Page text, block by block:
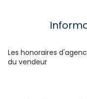
vue campagne
Les honoraires
du vendeur